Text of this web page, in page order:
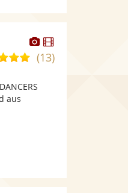
Dieser
Künstler
stellt
Dieser
Künstler
5,0
5
(13)
aus